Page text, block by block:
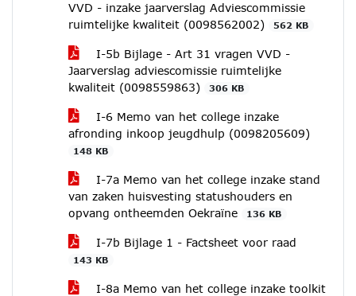
VVD - inzake jaarverslag Adviescommissie
ruimtelijke kwaliteit (0098562002)
562 KB
I-5b Bijlage - Art 31 vragen VVD -
Jaarverslag adviescomissie ruimtelijke
kwaliteit (0098559863)
306 KB
I-6 Memo van het college inzake
afronding inkoop jeugdhulp (0098205609)
148 KB
I-7a Memo van het college inzake stand
van zaken huisvesting statushouders en
opvang ontheemden Oekraïne
136 KB
I-7b Bijlage 1 - Factsheet voor raad
143 KB
I-8a Memo van het college inzake toolkit